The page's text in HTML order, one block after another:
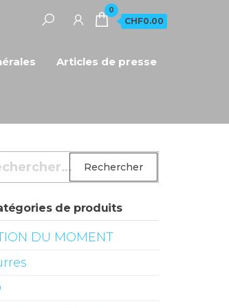
0
CHF0.00
Articles de presse
:
de produits
DU MOMENT